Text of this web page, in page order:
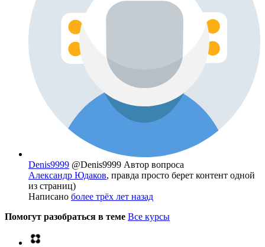
Denis9999 @Denis9999 Автор вопроса
Александр Юдаков, правда просто берет контент одной
из страниц)
Написано более трёх лет назад
Помогут разобраться в теме Все курсы